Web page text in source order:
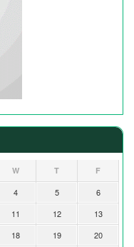
W T F
4 5
6
11 12
13
18 19
20